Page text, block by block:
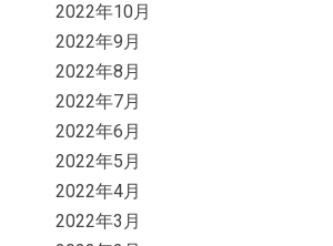
2022年10月
2022年9月
2022年8月
2022年7月
2022年6月
2022年5月
2022年4月
2022年3月